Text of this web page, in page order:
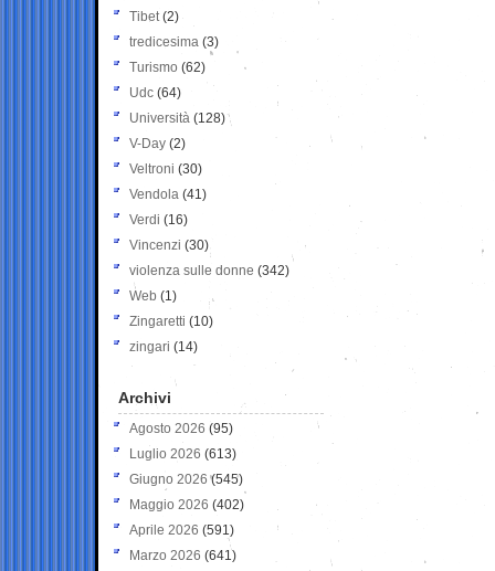
Tibet(2)
tredicesima (3)
Turismo (62)
Udc (64)
Università (128)
V-Day (2)
Veltroni (30)
Vendola (41)
Verdi (16)
Vincenzi (30)
violenza sulle donne (342)
Web (1)
Zingaretti (10)
zingari (14)
Archivi
Agosto 2026 (95)
Luglio 2026 (613)
Giugno 2026 (545)
Maggio 2026 (402)
Aprile 2026 (591)
Marzo 2026 (641)